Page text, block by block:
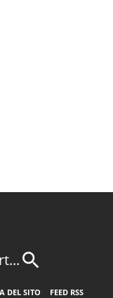
DEL SITO
FEED RSS